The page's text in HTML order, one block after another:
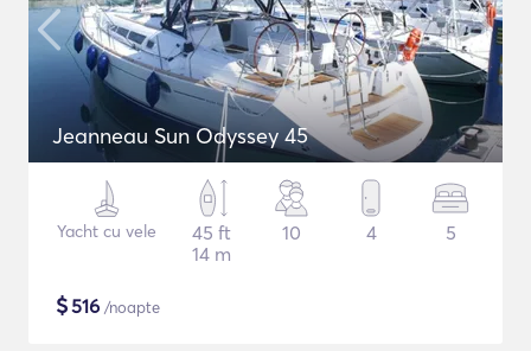
Jeanneau Sun Odyssey 45
Yacht cu vele
45 ft
14 m
10 4 5
$516 /noapte